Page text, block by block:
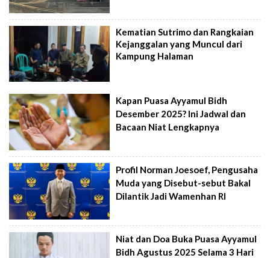
Kematian Sutrimo dan Rangkaian
Kejanggalan yang Muncul dari
Kampung Halaman
Kapan Puasa Ayyamul Bidh
Desember 2025? Ini Jadwal dan
Bacaan Niat Lengkapnya
Profil Norman Joesoef, Pengusaha
Muda yang Disebut-sebut Bakal
Dilantik Jadi Wamenhan RI
Niat dan Doa Buka Puasa Ayyamul
Bidh Agustus 2025 Selama 3 Hari